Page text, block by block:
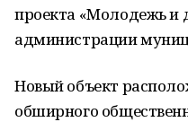
проекта «Молодежь и
администрации
Новый объект
обширного